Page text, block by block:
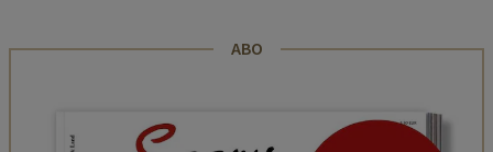
ABO